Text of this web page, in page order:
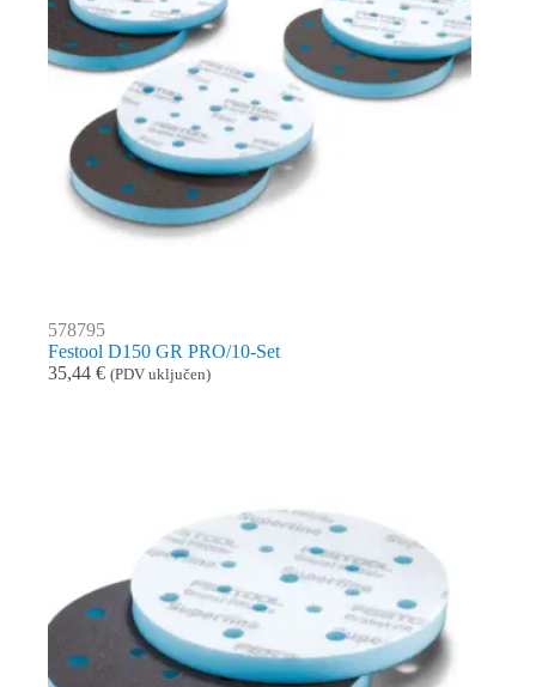
578795
Festool D150 GR PRO/10-Set
35,44 € (PDV uključen)